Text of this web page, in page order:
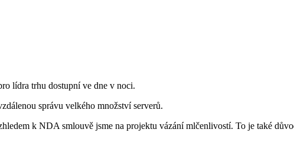
lídra trhu dostupní ve dne v noci.
správu velkého množství serverů.
k NDA smlouvě jsme na projektu vázání mlčenlivostí. To je také